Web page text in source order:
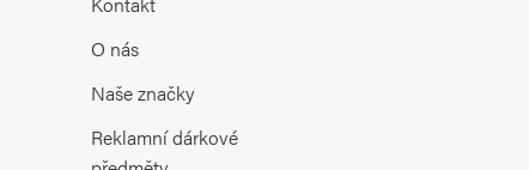
O nás
Naše značky
Reklamní dárkové